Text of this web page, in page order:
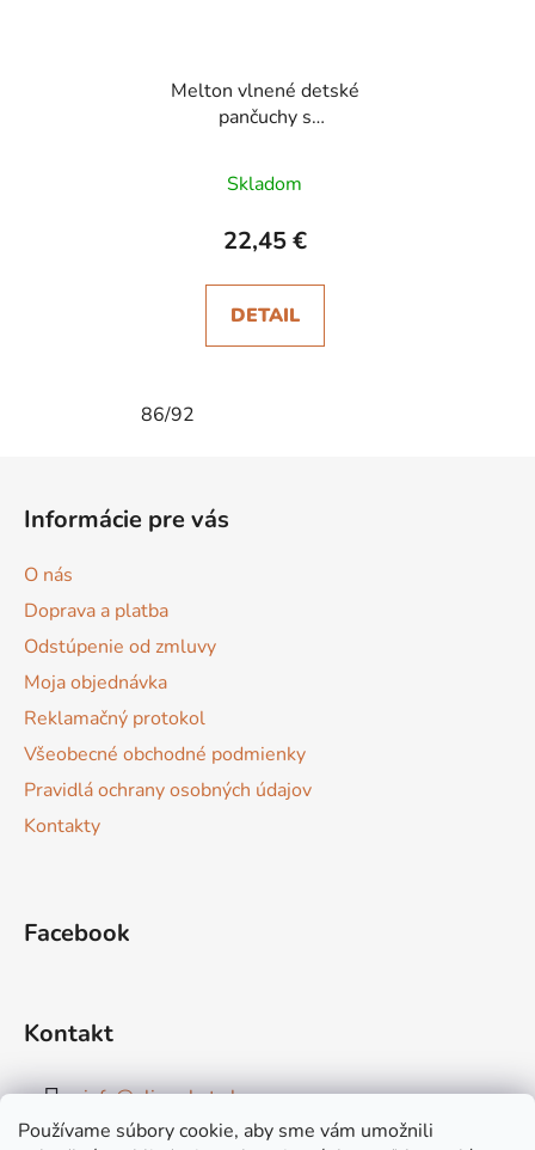
Používame súbory cookie, aby sme vám umožnili
Melton vlnené detské
pančuchy s
Melange
Skladom
22,45 €
DETAIL
86/92
Informácie pre vás
O nás
Doprava a platba
Odstúpenie od zmluvy
Moja objednávka
Reklamačný protokol
Všeobecné obchodné podmienky
Pravidlá ochrany osobných údajov
Kontakty
Facebook
Kontakt
info@elimarket.sk